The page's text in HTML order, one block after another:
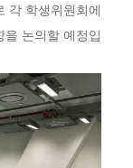
각 학생위원회에
을 논의할 예정입